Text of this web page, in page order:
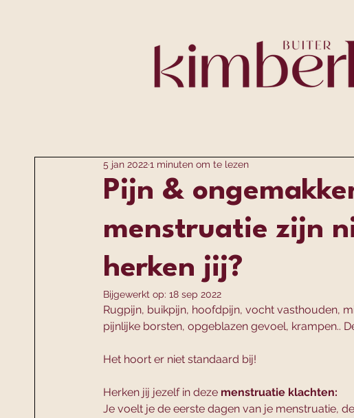
Pijn &
menstruatie zijn
herken jij?
5 jan 20221 minuten om te lezen
Bijgewerkt op: 18 sep 2022
Rugpijn, buikpijn, hoofdpijn, vocht vasthouden,
pijnlijke borsten, opgeblazen gevoel, krampen..
Het hoort er niet standaard bij!
Herken jij jezelf in deze menstruatie klachten:
Je voelt je de eerste dagen van je menstruatie,